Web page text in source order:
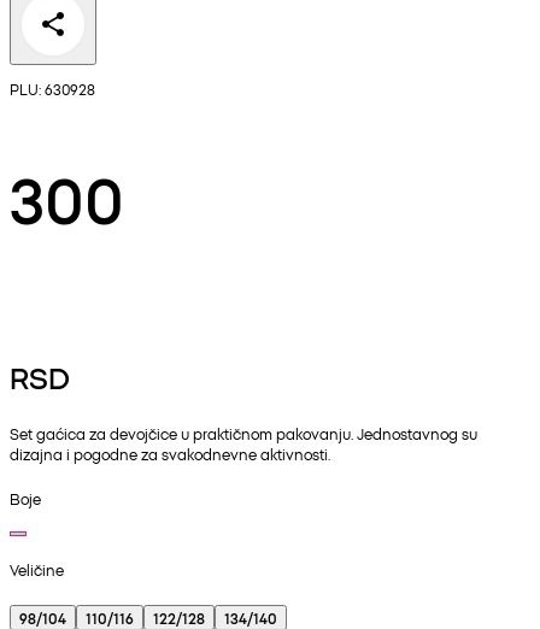
PLU: 630928
300
RSD
Set gaćica za devojčice u praktičnom pakovanju. Jednostavnog su
dizajna i pogodne za svakodnevne aktivnosti.
Boje
Veličine
98/104 110/116 122/128
134/140